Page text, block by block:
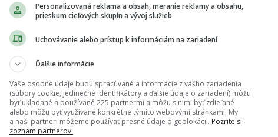
pomocou umelej inteligencie,”vysvetľuje
Healthineers Slovensko.
inovácie
dnes súčasťou ultrazvukových systémov
a klinikách po celom svete. Pomáha lekárom pri
funkcie srdca, skríningoch pľúc a diagnostike
Personalizovaná reklama a obsah, meranie reklamy a obsahu,
prieskum cieľových skupín a vývoj služieb
Uchovávanie alebo prístup k informáciám na zariadení
Ďalšie informácie
Vaše osobné údaje budú spracúvané a informácie z vášho zariadenia
(súbory cookie, jedinečné identifikátory a ďalšie údaje o zariadení) môžu
byť ukladané a používané 225 partnermi a môžu s nimi byť zdieľané
alebo môžu byť využívané konkrétne týmito webovými stránkami. My
a naši partneri môžeme používať presné údaje o geolokácii. Pozrite si
zoznam partnerov.